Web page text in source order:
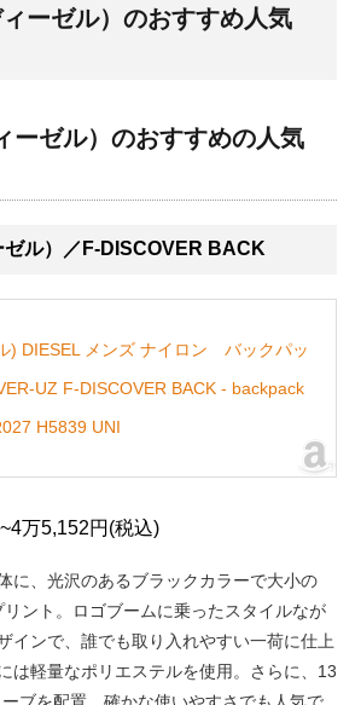
ーゼル）のおすすめ人気
ーゼル）のおすすめの人気
ゼル）／F-DISCOVER BACK
) DIESEL メンズ ナイロン バックパッ
UZ F-DISCOVER BACK - backpack
H5839 UNI
万5,152円(税込)
に、光沢のあるブラックカラーで大小の
ント。ロゴブームに乗ったスタイルなが
インで、誰でも取り入れやすい一荷に仕上
は軽量なポリエステルを使用。さらに、13